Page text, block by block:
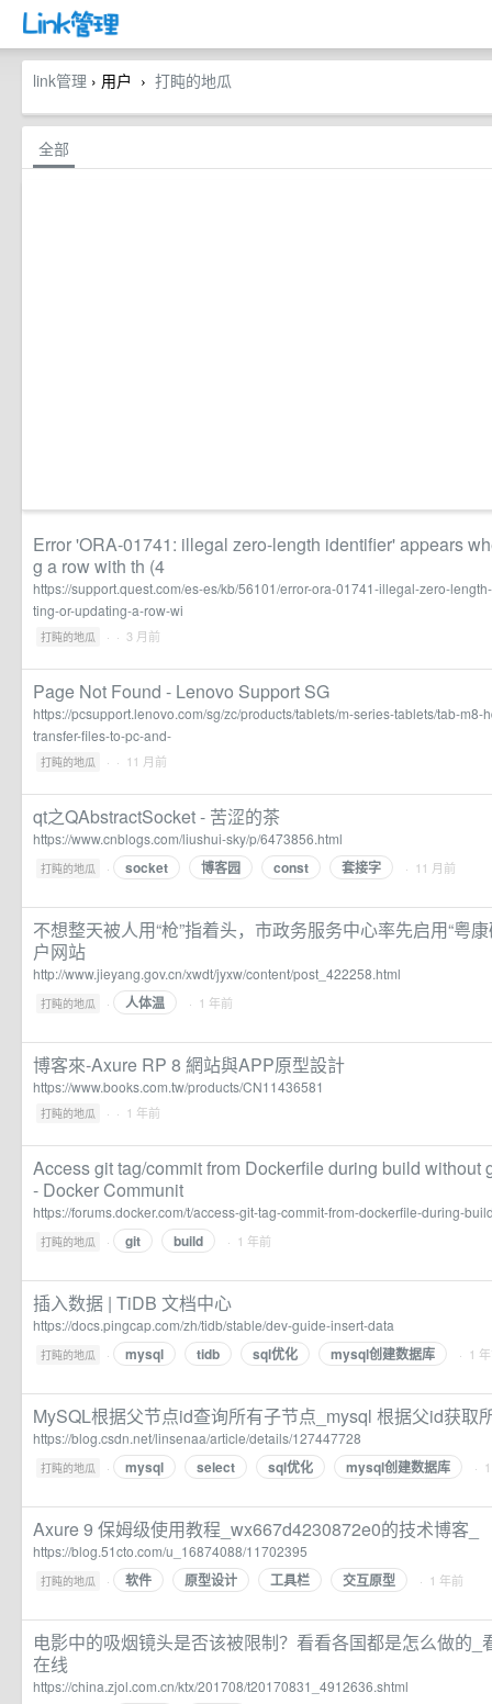
link管理 › 用户 › 打盹的地瓜
全部
Error 'ORA-01741: illegal zero-length identifier' appears
g a row with th (4
https://support.quest.com/es-es/kb/56101/error-ora-01741-illegal-zero-
ting-or-updating-a-row-wi
打盹的地瓜 · · 3 月前
Page Not Found - Lenovo Support SG
https://pcsupport.lenovo.com/sg/zc/products/tablets/m-series-tablets/tab-
transfer-files-to-pc-and-
打盹的地瓜 · · 11 月前
qt之QAbstractSocket - 苦涩的茶
https://www.cnblogs.com/liushui-sky/p/6473856.html
打盹的地瓜 · socket 博客园 const 套接字 · 11 月前
不想整天被人用“枪”指着头，市政务服务中心率先启用“粤
户网站
http://www.jieyang.gov.cn/xwdt/jyxw/content/post_422258.html
打盹的地瓜 · 人体温 · 1 年前
博客來-Axure RP 8 網站與APP原型設計
https://www.books.com.tw/products/CN11436581
打盹的地瓜 · · 1 年前
Access git tag/commit from Dockerfile during build without
- Docker Communit
https://forums.docker.com/t/access-git-tag-commit-from-dockerfile-during-
打盹的地瓜 · git build · 1 年前
插入数据 | TiDB 文档中心
https://docs.pingcap.com/zh/tidb/stable/dev-guide-insert-data
打盹的地瓜 · mysql tidb sql优化 mysql创建数据库 · 1
MySQL根据父节点id查询所有子节点_mysql 根据父id获取
https://blog.csdn.net/linsenaa/article/details/127447728
打盹的地瓜 · mysql select sql优化 mysql创建数据库 ·
Axure 9 保姆级使用教程_wx667d4230872e0的技术博客_
https://blog.51cto.com/u_16874088/11702395
打盹的地瓜 · 软件 原型设计 工具栏 交互原型 · 1 年前
电影中的吸烟镜头是否该被限制？看看各国都是怎么做的_
在线
https://china.zjol.com.cn/ktx/201708/t20170831_4912636.shtml